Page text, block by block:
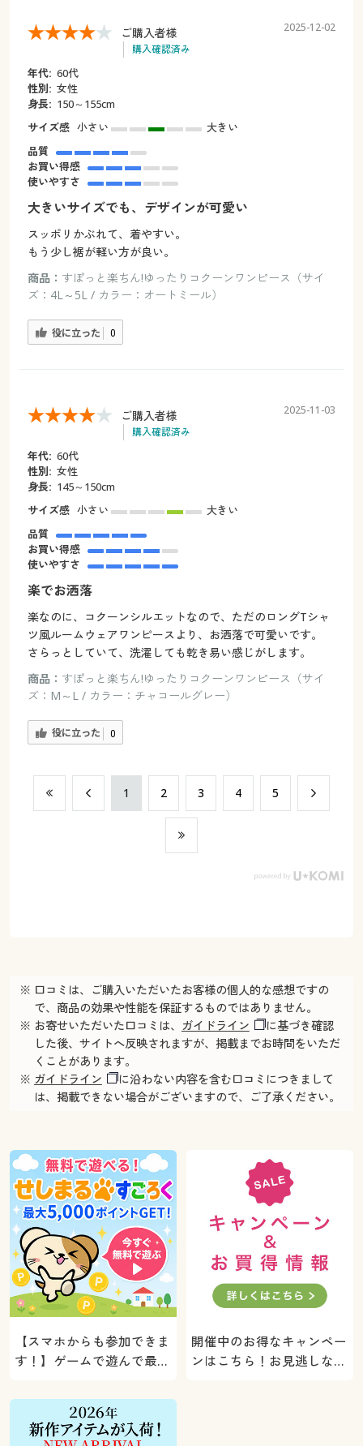
ご購入者様
購入確認済み
2025-12-02
年代: 60代
性別: 女性
身長: 150～155cm
サイズ感 小さい
大きい
品質
お買い得感
使いやすさ
大きいサイズでも、デザインが可愛い
スッポリかぶれて、着やすい。
もう少し裾が軽い方が良い。
商品： すぽっと楽ちん!ゆったりコクーンワンピース（サイ
ズ：4L～5L / カラー：オートミール）
役に立った 0
ご購入者様
購入確認済み
2025-11-03
年代: 60代
性別: 女性
身長: 145～150cm
サイズ感 小さい
大きい
品質
お買い得感
使いやすさ
楽でお洒落
楽なのに、コクーンシルエットなので、ただのロングTシャ
ツ風ルームウェアワンピースより、お洒落で可愛いです。
さらっとしていて、洗濯しても乾き易い感じがします。
商品： すぽっと楽ちん!ゆったりコクーンワンピース（サイ
ズ：M～L / カラー：チャコールグレー）
役に立った 0
​1 ​2 ​3 ​4 ​5
※ 口コミは、ご購入いただいたお客様の個人的な感想ですの
で、商品の効果や性能を保証するものではありません。
※ お寄せいただいた口コミは、 ガイドライン
に基づき確認
した後、サイトへ反映されますが、掲載までお時間をいただ
くことがあります。
※ ガイドライン
に沿わない内容を含む口コミにつきまして
は、掲載できない場合がございますので、ご了承ください。
【スマホからも参加できま
す！】ゲームで遊んで最大
ト！
開催中のお得なキャンペー
ンはこちら！お見逃しな